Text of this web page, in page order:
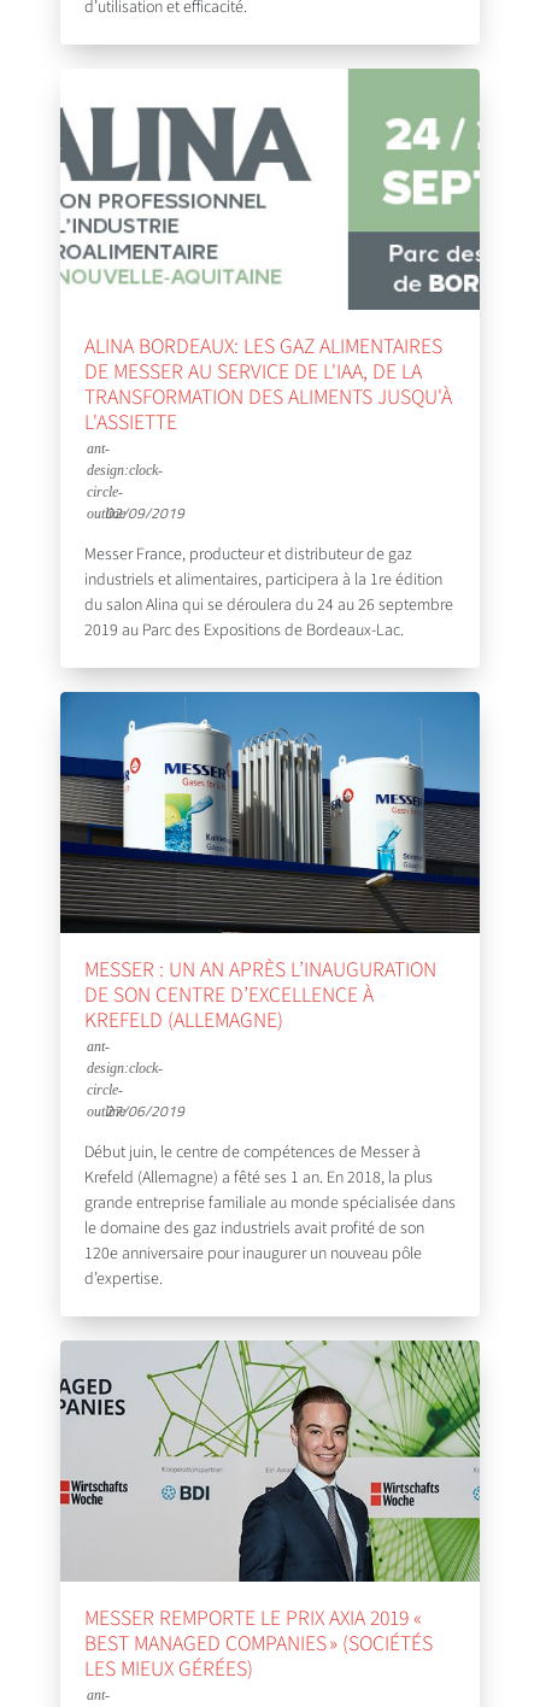
d’utilisation et efficacité.
ALINA BORDEAUX: LES GAZ ALIMENTAIRES
DE MESSER AU SERVICE DE L'IAA, DE LA
TRANSFORMATION DES ALIMENTS JUSQU'À
L'ASSIETTE
02/09/2019
Messer France, producteur et distributeur de gaz
industriels et alimentaires, participera à la 1re édition
du salon Alina qui se déroulera du 24 au 26 septembre
2019 au Parc des Expositions de Bordeaux-Lac.
MESSER : UN AN APRÈS L’INAUGURATION
DE SON CENTRE D’EXCELLENCE À
KREFELD (ALLEMAGNE)
27/06/2019
Début juin, le centre de compétences de Messer à
Krefeld (Allemagne) a fêté ses 1 an. En 2018, la plus
grande entreprise familiale au monde spécialisée dans
le domaine des gaz industriels avait profité de son
120e anniversaire pour inaugurer un nouveau pôle
d’expertise.
MESSER REMPORTE LE PRIX AXIA 2019 «
BEST MANAGED COMPANIES » (SOCIÉTÉS
LES MIEUX GÉRÉES)